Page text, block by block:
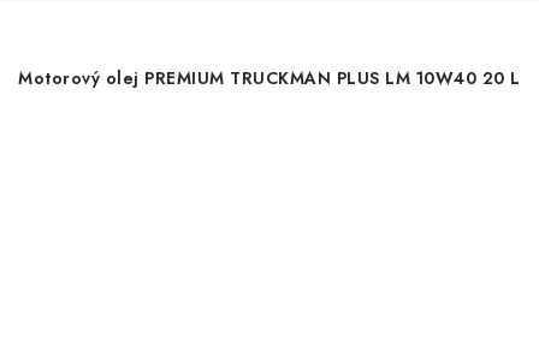
Motorový olej PREMIUM TRUCKMAN PLUS LM 10W40 20 L